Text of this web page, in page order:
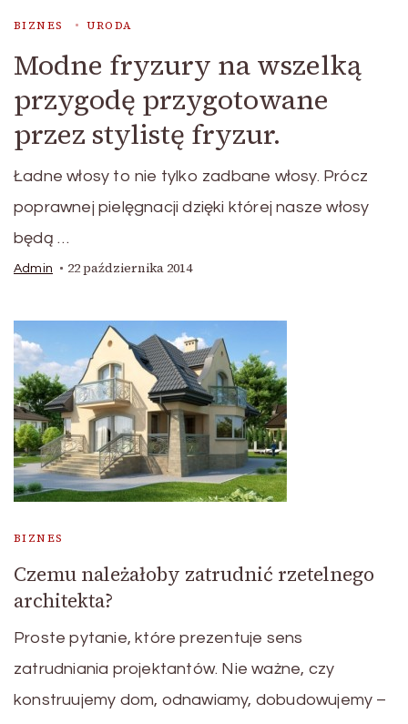
BIZNES URODA
Modne fryzury na wszelką
przygodę przygotowane
przez stylistę fryzur.
Ładne włosy to nie tylko zadbane włosy. Prócz
poprawnej pielęgnacji dzięki której nasze włosy
będą …
Admin 22 października 2014
BIZNES
Czemu należałoby zatrudnić rzetelnego
architekta?
Proste pytanie, które prezentuje sens
zatrudniania projektantów. Nie ważne, czy
konstruujemy dom, odnawiamy, dobudowujemy –